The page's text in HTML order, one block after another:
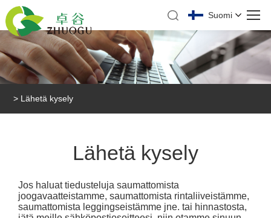
Suomi
> Lähetä kysely
Lähetä kysely
Jos haluat tiedusteluja saumattomista
joogavaatteistamme, saumattomista rintaliiveistämme,
saumattomista leggingseistämme jne. tai hinnastosta,